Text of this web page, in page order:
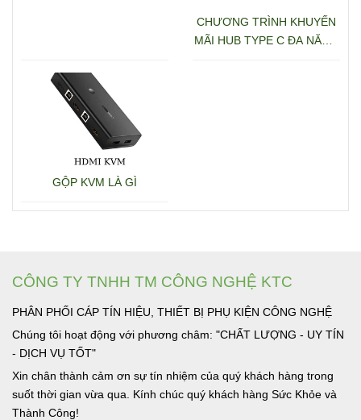
CHƯƠNG TRÌNH KHUYẾN
MÃI HUB TYPE C ĐA NĂNG
GỘP KVM LÀ GÌ
CÔNG TY TNHH TM CÔNG NGHỆ KTC
PHÂN PHỐI CÁP TÍN HIỆU, THIẾT BỊ PHỤ KIỆN CÔNG NGHỆ
Chúng tôi hoạt động với phương châm: "CHẤT LƯỢNG - UY TÍN
- DỊCH VỤ TỐT"
Xin chân thành cảm ơn sự tín nhiệm của quý khách hàng trong
suốt thời gian vừa qua. Kính chúc quý khách hàng Sức Khỏe và
Thành Công!